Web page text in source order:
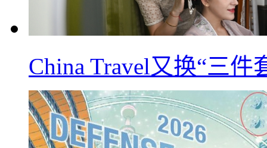
China Travel又换“三